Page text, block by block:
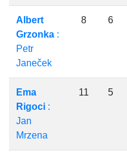
Albert
Grzonka :
Petr
Janeček
8 6
Ema
Rigoci :
Jan
Mrzena
11 5